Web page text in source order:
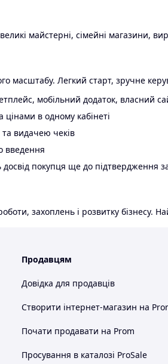
майстерні, сімейні магазини,
масштабу. Легкий старт, зручне
мобільний додаток, власний
в одному кабінеті
та видачею чеків
введення
покупця ще до підтвердження
захоплень і розвитку бізнесу.
Продавцям
Довідка для продавців
Створити інтернет-магазин на
Почати продавати на Prom
Просування в каталозі ProSale